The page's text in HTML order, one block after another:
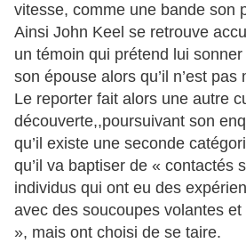
vitesse, comme une bande son
Ainsi John Keel se retrouve
un témoin qui prétend lui
son épouse alors qu’il n’est pas
Le reporter fait alors une autre
découverte,,poursuivant son
qu’il existe une seconde
qu’il va baptiser de « contactés
individus qui ont eu des
avec des soucoupes volantes
», mais ont choisi de se taire.